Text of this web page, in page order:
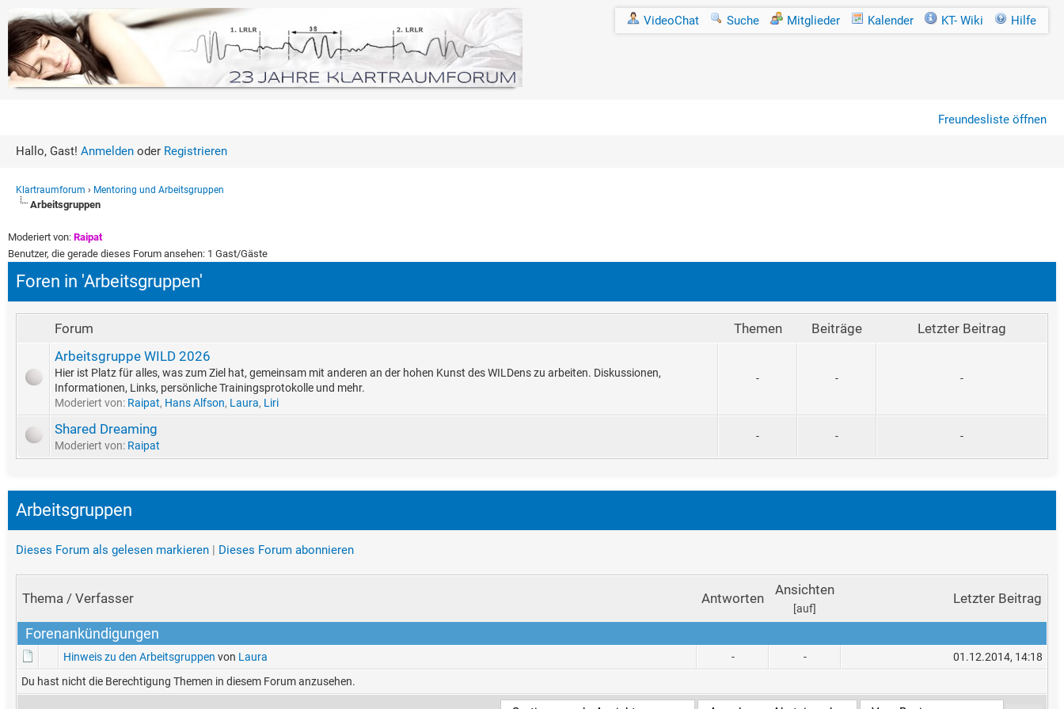
VideoChat Suche Mitglieder Kalender KT- Wiki Hilfe
Freundesliste öffnen
Hallo, Gast! Anmelden oder Registrieren
Klartraumforum › Mentoring und Arbeitsgruppen
Arbeitsgruppen
Moderiert von: Raipat
Benutzer, die gerade dieses Forum ansehen: 1 Gast/Gäste
Foren in 'Arbeitsgruppen'
Forum Themen Beiträge
Letzter Beitrag
Arbeitsgruppe WILD 2026
Hier ist Platz für alles, was zum Ziel hat, gemeinsam mit anderen an der hohen Kunst des WILDens zu arbeiten. Diskussionen,
Informationen, Links, persönliche Trainingsprotokolle und mehr.
Moderiert von: Raipat, Hans Alfson, Laura, Liri
- - -
Shared Dreaming
Moderiert von: Raipat
- - -
Arbeitsgruppen
Dieses Forum als gelesen markieren | Dieses Forum abonnieren
Thema / Verfasser Antworten
Ansichten
[auf]
Letzter Beitrag
Forenankündigungen
Hinweis zu den Arbeitsgruppen von Laura - -
01.12.2014, 14:18
Du hast nicht die Berechtigung Themen in diesem Forum anzusehen.